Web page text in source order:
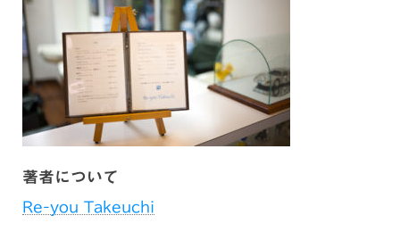
著者について
Re-you Takeuchi